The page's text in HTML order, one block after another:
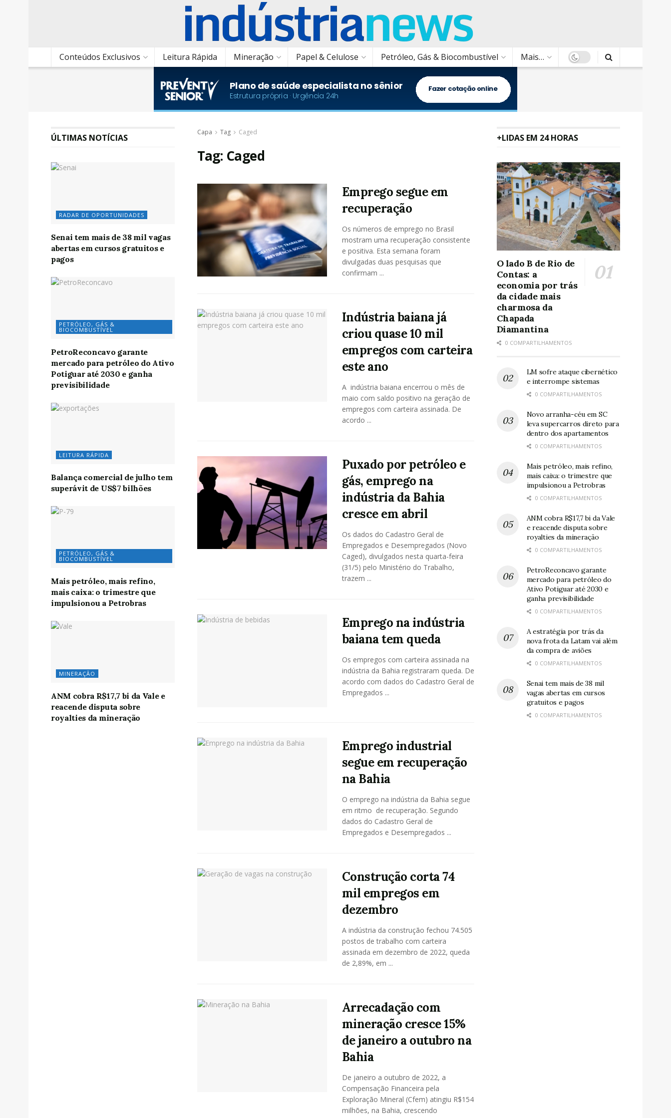
Conteúdos Exclusivos Leitura Rápida Mineração Papel & Celulose Petróleo, Gás & Biocombustível Mais…
Capa Tag Caged
Tag: Caged
Emprego segue em
recuperação
Os números de emprego no Brasil
mostram uma recuperação consistente
e positiva. Esta semana foram
divulgadas duas pesquisas que
confirmam ...
Indústria baiana já
criou quase 10 mil
empregos com carteira
este ano
A indústria baiana encerrou o mês de
maio com saldo positivo na geração de
empregos com carteira assinada. De
acordo ...
Puxado por petróleo e
gás, emprego na
indústria da Bahia
cresce em abril
Os dados do Cadastro Geral de
Empregados e Desempregados (Novo
Caged), divulgados nesta quarta-feira
(31/5) pelo Ministério do Trabalho,
trazem ...
Emprego na indústria
baiana tem queda
Os empregos com carteira assinada na
indústria da Bahia registraram queda. De
acordo com dados do Cadastro Geral de
Empregados ...
Emprego industrial
segue em recuperação
na Bahia
O emprego na indústria da Bahia segue
em ritmo de recuperação. Segundo
dados do Cadastro Geral de
Empregados e Desempregados ...
Construção corta 74
mil empregos em
dezembro
A indústria da construção fechou 74.505
postos de trabalho com carteira
assinada em dezembro de 2022, queda
de 2,89%, em ...
Arrecadação com
mineração cresce 15%
de janeiro a outubro na
Bahia
De janeiro a outubro de 2022, a
Compensação Financeira pela
Exploração Mineral (Cfem) atingiu R$154
milhões, na Bahia, crescendo
ÚLTIMAS NOTÍCIAS
RADAR DE OPORTUNIDADES
Senai tem mais de 38 mil vagas
abertas em cursos gratuitos e
pagos
PETRÓLEO, GÁS &
BIOCOMBUSTÍVEL
PetroReconcavo garante
mercado para petróleo do Ativo
Potiguar até 2030 e ganha
previsibilidade
LEITURA RÁPIDA
Balança comercial de julho tem
superávit de US$7 bilhões
PETRÓLEO, GÁS &
BIOCOMBUSTÍVEL
Mais petróleo, mais refino,
mais caixa: o trimestre que
impulsionou a Petrobras
MINERAÇÃO
ANM cobra R$17,7 bi da Vale e
reacende disputa sobre
royalties da mineração
+LIDAS EM 24 HORAS
O lado B de Rio de
Contas: a
economia por trás
da cidade mais
charmosa da
Chapada
Diamantina
0 COMPARTILHAMENTOS
LM sofre ataque cibernético
e interrompe sistemas
0 COMPARTILHAMENTOS
Novo arranha-céu em SC
leva supercarros direto para
dentro dos apartamentos
0 COMPARTILHAMENTOS
Mais petróleo, mais refino,
mais caixa: o trimestre que
impulsionou a Petrobras
0 COMPARTILHAMENTOS
ANM cobra R$17,7 bi da Vale
e reacende disputa sobre
royalties da mineração
0 COMPARTILHAMENTOS
PetroReconcavo garante
mercado para petróleo do
Ativo Potiguar até 2030 e
ganha previsibilidade
0 COMPARTILHAMENTOS
A estratégia por trás da
nova frota da Latam vai além
da compra de aviões
0 COMPARTILHAMENTOS
Senai tem mais de 38 mil
vagas abertas em cursos
gratuitos e pagos
0 COMPARTILHAMENTOS